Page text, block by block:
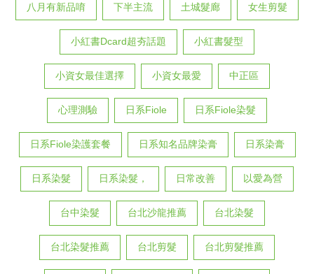
八月有新品唷 下半主流 土城髮廊 女生剪髮
小紅書Dcard超夯話題 小紅書髮型
小資女最佳選擇 小資女最愛 中正區
心理測驗 日系Fiole 日系Fiole染髮
日系Fiole染護套餐 日系知名品牌染膏 日系染膏
日系染髮 日系染髮， 日常改善 以愛為營
台中染髮 台北沙龍推薦 台北染髮
台北染髮推薦 台北剪髮 台北剪髮推薦